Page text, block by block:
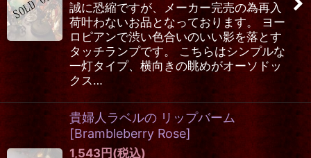
誠に恐縮ですが、メーカー完売の為再入
荷叶わないお品となっております。 ヨー
ロピアンで渋い色合いのいい影を落とす
タッチランプです。 こちらはシンプルな
一灯タイプ、横向きの眺めがオーソドッ
クス…
貴婦人ラベルの リップバーム
[Brambleberry Rose]
1,543円 (税込)